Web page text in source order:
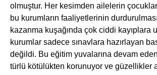
olmuştur. Her kesimden ailelerin
bu kurumların faaliyetlerinin
kazanma kuşağında çok ciddi kayıplara
kurumlar sadece sınavlara hazırlayan
değildi. Bu eğitim yuvalarına devam
türlü kötülükten korunuyor ve güzellikler